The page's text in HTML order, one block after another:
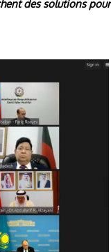
des solutions pour